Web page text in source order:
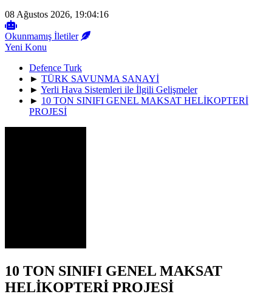
08 Ağustos 2026, 19:04:16
Okunmamış İletiler
Yeni Konu
Defence Turk
► TÜRK SAVUNMA SANAYİ
► Yerli Hava Sistemleri ile İlgili Gelişmeler
► 10 TON SINIFI GENEL MAKSAT HELİKOPTERİ
PROJESİ
10 TON SINIFI GENEL MAKSAT
HELİKOPTERİ PROJESİ